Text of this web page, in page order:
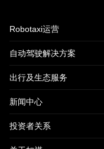
Robotaxi运营
自动驾驶解决方案
出行及生态服务
如祺快车
如祺企业用车
新闻中心
投资者关系